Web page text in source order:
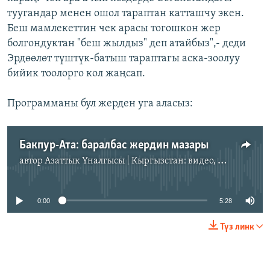
туугандар менен ошол тараптан катташчу экен.
Беш мамлекеттин чек арасы тогошкон жер
болгондуктан "беш жылдыз" деп атайбыз",- деди
Эрдөөлөт түштүк-батыш тараптагы аска-зоолуу
бийик тоолорго кол жаңсап.
Программаны бул жерден уга аласыз:
Бакпур-Ата: баралбас жердин мазары
автор Азаттык Үналгысы | Кыргызстан: видео, фото, кабарлар
No media source currently available
0:00 5:28
Түз линк